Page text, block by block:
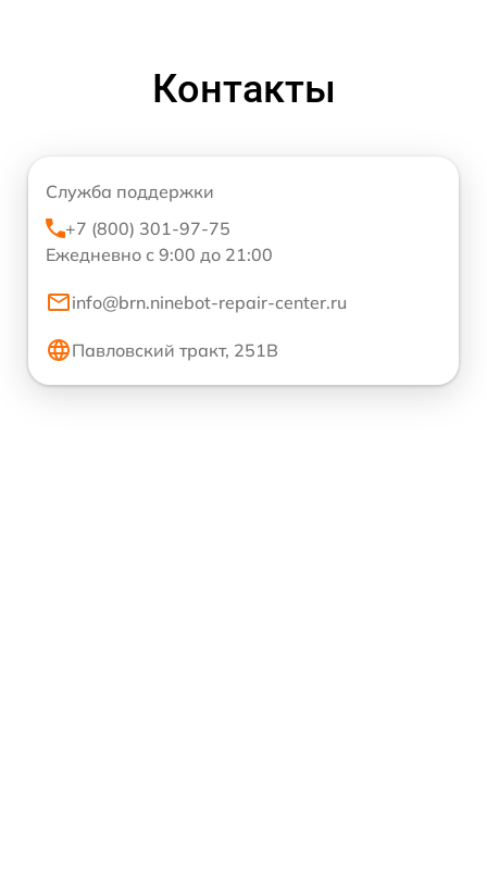
Контакты
Служба поддержки
+7 (800) 301-97-75
Ежедневно с 9:00 до 21:00
info@brn.ninebot-repair-center.ru
Павловский тракт, 251В